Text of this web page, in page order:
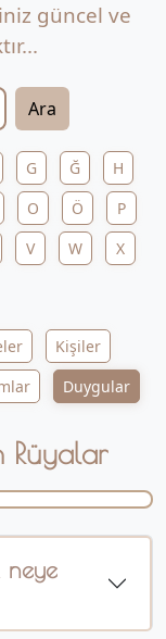
güncel ve
Ara
G Ğ
H
O Ö
P
V W
X
Kişiler
Duygular
Rüyalar
neye